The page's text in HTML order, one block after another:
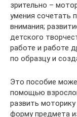
зрительно –
умения сочетать
внимания;
детского
работе и работе
по образцу и
Это пособие
помощью
развить
форму предмета